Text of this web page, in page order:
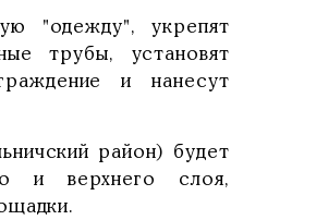
"одежду", укрепят
трубы, установят
и нанесут
район) будет
и верхнего слоя,